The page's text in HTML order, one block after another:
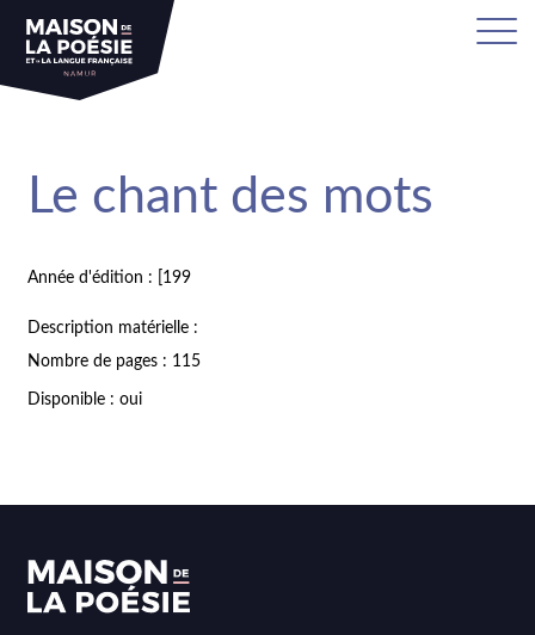
Le chant des mots
Année d'édition : [199
Description matérielle :
Nombre de pages : 115
Disponible : oui